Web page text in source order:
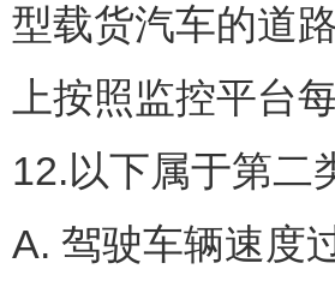
型载货汽车的道
上按照监控平台
12.以下属于第二
A. 驾驶车辆速度